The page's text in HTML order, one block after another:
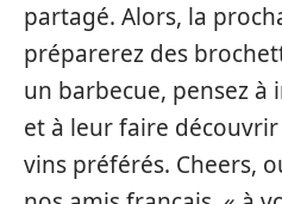
partagé. Alors, la
préparerez des
un barbecue, pensez
et à leur faire
vins préférés. Cheers,